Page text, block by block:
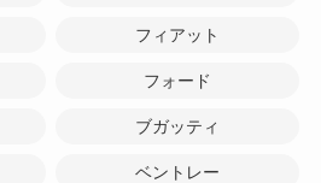
フィアット
フォード
ブガッティ
ベントレー